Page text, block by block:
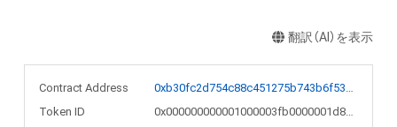
翻訳（AI）を表示
Contract Address
0xb30fc2d754c88c451275b743b6f530f19f643683
Token ID
0x000000000001000003fb0000001d810d